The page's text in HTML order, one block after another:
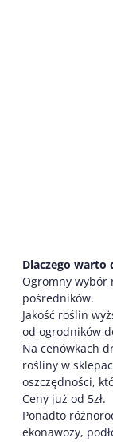
Dlaczego warto
Ogromny wybór
pośredników.
Jakość roślin
od ogrodników
Na cenówkach
rośliny w
oszczędności,
Ceny już od 5zł.
Ponadto
ekonawozy,